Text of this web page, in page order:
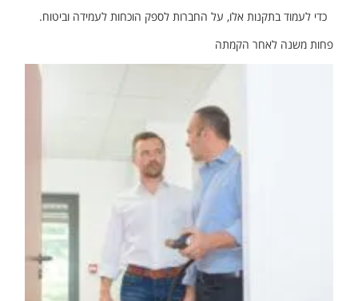
כדי לעמוד בתקנות אלו, על החברות לספק הוכחות לעמידה וביטוח.
פחות משנה לאחר הקמתה